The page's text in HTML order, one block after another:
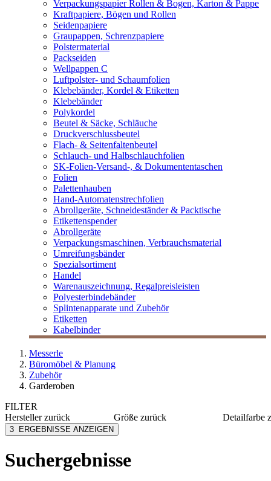
Verpackungspapier Rollen & Bogen, Karton & Pappe
Kraftpapiere, Bögen und Rollen
Seidenpapiere
Graupappen, Schrenzpapiere
Polstermaterial
Packseiden
Wellpappen C
Luftpolster- und Schaumfolien
Klebebänder, Kordel & Etiketten
Klebebänder
Polykordel
Beutel & Säcke, Schläuche
Druckverschlussbeutel
Flach- & Seitenfaltenbeutel
Schlauch- und Halbschlauchfolien
SK-Folien-Versand-, & Dokumententaschen
Folien
Palettenhauben
Hand-Automatenstrechfolien
Abrollgeräte, Schneideständer & Packtische
Etikettenspender
Abrollgeräte
Verpackungsmaschinen, Verbrauchsmaterial
Umreifungsbänder
Spezialsortiment
Handel
Warenauszeichnung, Regalpreisleisten
Polyesterbindebänder
Splintenapparate und Zubehör
Etiketten
Kabelbinder
Messerle
Büromöbel & Planung
Zubehör
Garderoben
FILTER
Herstellerzurück
Caimi
Größe zurück
Detailfarbe
3 ERGEBNISSE ANZEIGEN
Suchergebnisse